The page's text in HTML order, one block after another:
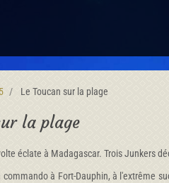
Le Toucan sur la plage
la plage
éclate à Madagascar. Trois Junkers
à Fort-Dauphin, à l'extrême